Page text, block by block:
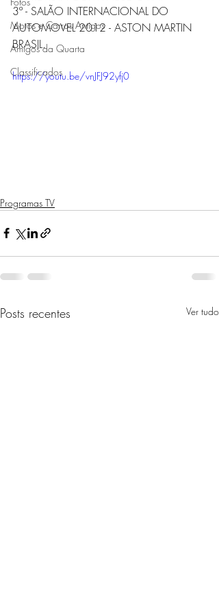
Motos e Carros Antigos
Amigos da Quarta
Classificados
3º - SALÃO INTERNACIONAL DO
AUTOMOVEL 2012 - ASTON MARTIN
BRASIL.
https://youtu.be/vnJFJ92yfj0
Programas TV
Posts recentes Ver tudo